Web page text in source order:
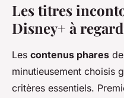
Les titres
Disney+ à
Les contenus phares
minutieusement choisis
critères essentiels.